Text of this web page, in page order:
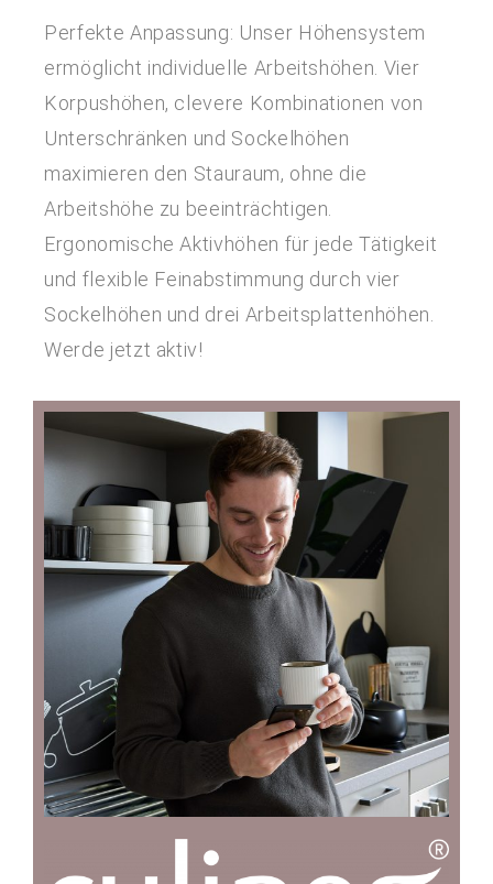
Perfekte Anpassung: Unser Höhensystem
ermöglicht individuelle Arbeitshöhen. Vier
Korpushöhen, clevere Kombinationen von
Unterschränken und Sockelhöhen
maximieren den Stauraum, ohne die
Arbeitshöhe zu beeinträchtigen.
Ergonomische Aktivhöhen für jede Tätigkeit
und flexible Feinabstimmung durch vier
Sockelhöhen und drei Arbeitsplattenhöhen.
Werde jetzt aktiv!